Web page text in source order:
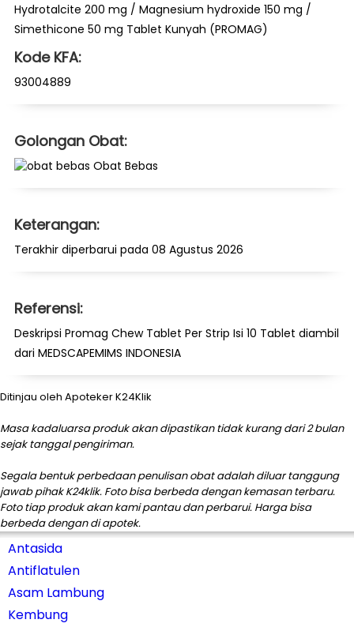
Hydrotalcite 200 mg / Magnesium hydroxide 150 mg /
Simethicone 50 mg Tablet Kunyah (PROMAG)
Kode KFA:
93004889
Golongan Obat:
Obat Bebas
Keterangan:
Terakhir diperbarui pada 08 Agustus 2026
Referensi:
Deskripsi Promag Chew Tablet Per Strip Isi 10 Tablet diambil
dari MEDSCAPEMIMS INDONESIA
Ditinjau oleh Apoteker K24Klik
Masa kadaluarsa produk akan dipastikan tidak kurang dari 2 bulan
sejak tanggal pengiriman.
Segala bentuk perbedaan penulisan obat adalah diluar tanggung
jawab pihak K24klik. Foto bisa berbeda dengan kemasan terbaru.
Foto tiap produk akan kami pantau dan perbarui. Harga bisa
berbeda dengan di apotek.
Antasida
Antiflatulen
Asam Lambung
Kembung